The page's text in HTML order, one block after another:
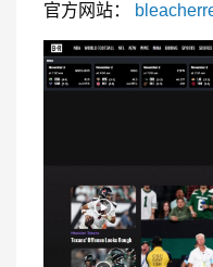
官方网站：